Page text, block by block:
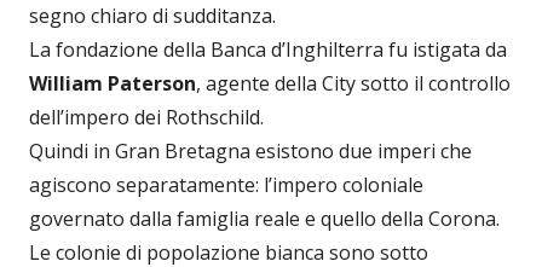
segno chiaro di sudditanza.
La fondazione della Banca d’Inghilterra fu istigata da
William Paterson, agente della City sotto il controllo
dell’impero dei Rothschild.
Quindi in Gran Bretagna esistono due imperi che
agiscono separatamente: l’impero coloniale
governato dalla famiglia reale e quello della Corona.
Le colonie di popolazione bianca sono sotto